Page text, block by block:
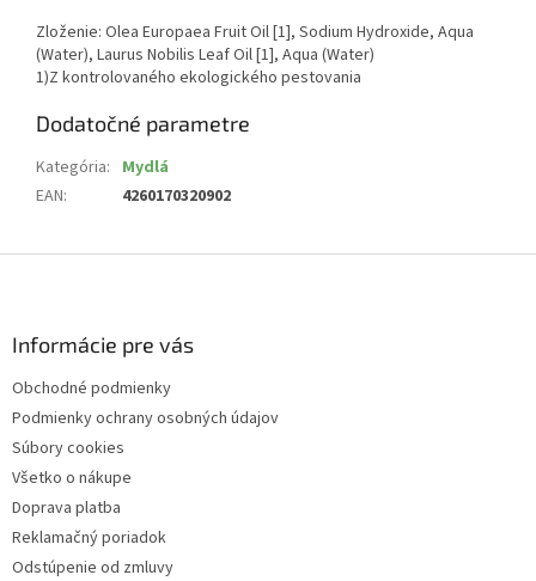
Zloženie: Olea Europaea Fruit Oil [1], Sodium Hydroxide, Aqua
(Water), Laurus Nobilis Leaf Oil [1], Aqua (Water)
1)Z kontrolovaného ekologického pestovania
Dodatočné parametre
Kategória: Mydlá
EAN: 4260170320902
Informácie pre vás
Obchodné podmienky
Podmienky ochrany osobných údajov
Súbory cookies
Všetko o nákupe
Doprava platba
Reklamačný poriadok
Odstúpenie od zmluvy